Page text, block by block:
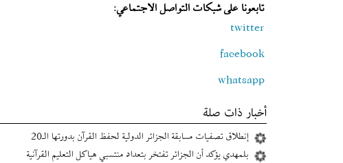
تابعونا على شبكات التواصل الاجتماعي:
twitter
facebook
whatsapp
أخبار ذات صلة
إنطلاق تصفيات مسابقة الجزائر الدولية لحفظ القرآن بدورتها الـ20
بلمهدي يؤكد أن الجزائر تفتخر بتعداد منتسبي هياكل التعليم القرآنية